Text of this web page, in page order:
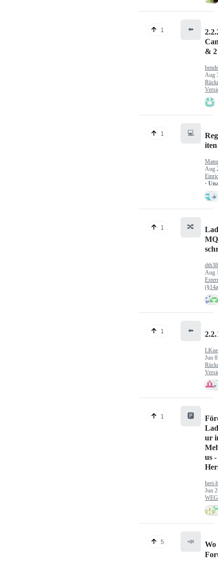
1 ⬅️
& 2
Aug
1 💻
iten
Aug
·
1 🔀
Aug
1 ⬅️
Jun
1 🅿️
ur
us -
heri-
Jun
5 📣
Wo